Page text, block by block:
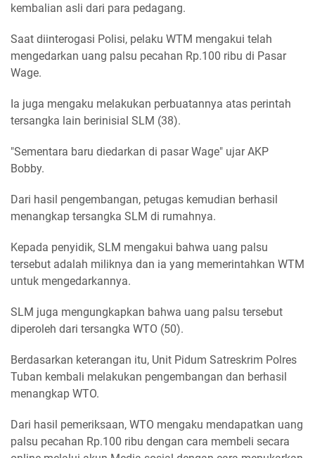
kembalian asli dari para pedagang.
Saat diinterogasi Polisi, pelaku WTM mengakui telah
mengedarkan uang palsu pecahan Rp.100 ribu di Pasar
Wage.
Ia juga mengaku melakukan perbuatannya atas perintah
tersangka lain berinisial SLM (38).
"Sementara baru diedarkan di pasar Wage" ujar AKP
Bobby.
Dari hasil pengembangan, petugas kemudian berhasil
menangkap tersangka SLM di rumahnya.
Kepada penyidik, SLM mengakui bahwa uang palsu
tersebut adalah miliknya dan ia yang memerintahkan WTM
untuk mengedarkannya.
SLM juga mengungkapkan bahwa uang palsu tersebut
diperoleh dari tersangka WTO (50).
Berdasarkan keterangan itu, Unit Pidum Satreskrim Polres
Tuban kembali melakukan pengembangan dan berhasil
menangkap WTO.
Dari hasil pemeriksaan, WTO mengaku mendapatkan uang
palsu pecahan Rp.100 ribu dengan cara membeli secara